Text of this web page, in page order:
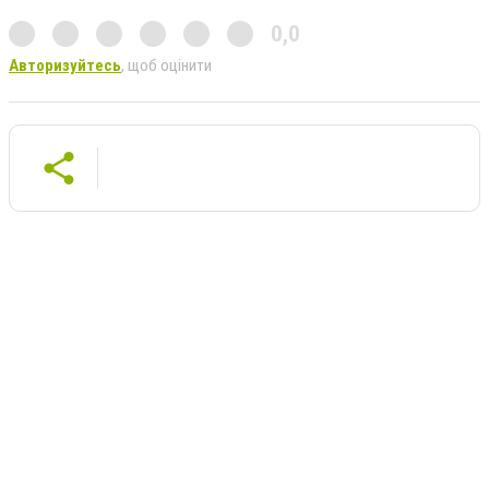
0,0
Авторизуйтесь, щоб оцінити